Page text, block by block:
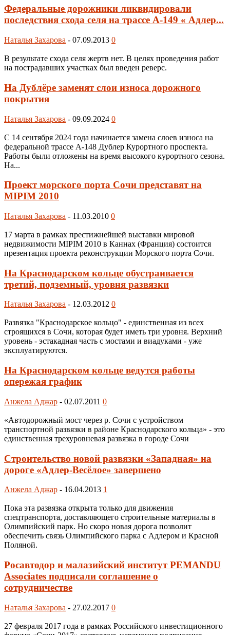
Федеральные дорожники ликвидировали
последствия схода селя на трассе А-149 « Адлер...
Наталья Захарова - 07.09.2013 0
В результате схода селя жертв нет. В целях проведения работ
на пострадавших участках был введен реверс.
На Дублёре заменят слои износа дорожного
покрытия
Наталья Захарова - 09.09.2024 0
С 14 сентября 2024 года начинается замена слоев износа на
федеральной трассе А-148 Дублер Курортного проспекта.
Работы были отложены на время высокого курортного сезона.
На...
Проект морского порта Сочи представят на
MIPIM 2010
Наталья Захарова - 11.03.2010 0
17 марта в рамках престижнейшей выставки мировой
недвижимости MIPIM 2010 в Каннах (Франция) состоится
презентация проекта реконструкции Морского порта Сочи.
На Краснодарском кольце обустраивается
третий, подземный, уровня развязки
Наталья Захарова - 12.03.2012 0
Развязка "Краснодарское кольцо" - единственная из всех
строящихся в Сочи, которая будет иметь три уровня. Верхний
уровень - эстакадная часть с мостами и виадуками - уже
эксплуатируются.
На Краснодарском кольце ведутся работы
опережая график
Анжела Аджар - 02.07.2011 0
«Автодорожный мост через р. Сочи с устройством
транспортной развязки в районе Краснодарского кольца» - это
единственная трехуровневая развязка в городе Сочи
Строительство новой развязки «Западная» на
дороге «Адлер-Весёлое» завершено
Анжела Аджар - 16.04.2013 1
Пока эта развязка открыта только для движения
спецтранспорта, доставляющего строительные материалы в
Олимпийский парк. Но скоро новая дорога позволит
обеспечить связь Олимпийского парка с Адлером и Красной
Поляной.
Росавтодор и малазийский институт PEMANDU
Associates подписали соглашение о
сотрудничестве
Наталья Захарова - 27.02.2017 0
27 февраля 2017 года в рамках Российского инвестиционного